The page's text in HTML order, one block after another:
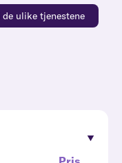
ulike tjenestene